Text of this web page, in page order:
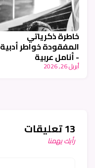
خاطرة ذكرياتي
المفقودة خواطر أدبية
- أنامل عربية
أبريل 26, 2026
13 تعليقات
رأيك يهمنا